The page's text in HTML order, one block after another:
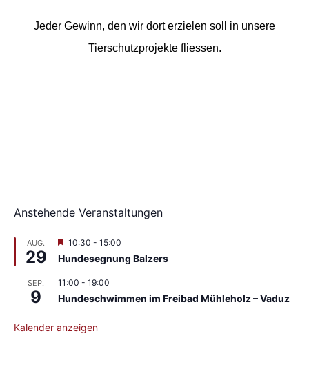
Jeder Gewinn, den wir dort erzielen soll in unsere
Tierschutzprojekte fliessen.
Anstehende Veranstaltungen
AUG.
29
Hervorgehoben
10:30 - 15:00
Hundesegnung Balzers
SEP.
9
11:00 - 19:00
Hundeschwimmen im Freibad Mühleholz – Vaduz
Kalender anzeigen